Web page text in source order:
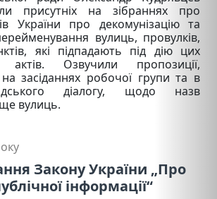
присутніх на зібраннях про
України про декомунізацію та
вулиць, провулків,
які підпадають під дію цих
актів. Озвучили пропозиції,
засіданнях робочої групи та в
діалогу, щодо назв
вулиць.
Закону України „Про
інформації“